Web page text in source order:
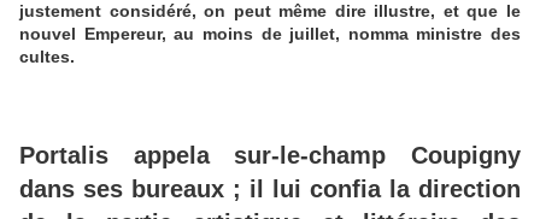
justement considéré, on peut même dire illustre, et que le
nouvel Empereur, au moins de juillet, nomma ministre des
cultes.
Portalis appela sur-le-champ Coupigny
dans ses bureaux ; il lui confia la direction